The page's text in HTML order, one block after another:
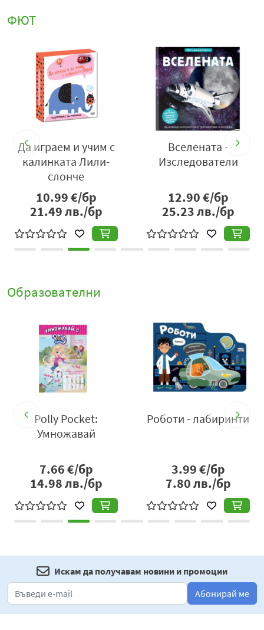
ФЮТ
Да играем и учим с
калинката Лили-
слонче
10.99€/бр
21.49лв./бр
Вселената -
Изследователи
12.90€/бр
25.23лв./бр
Образователни
Polly Pocket:
Умножавай
7.66€/бр
14.98лв./бр
Роботи - лабиринти
3.99€/бр
7.80лв./бр
Искам да получавам новини и промоции
Абонирай ме